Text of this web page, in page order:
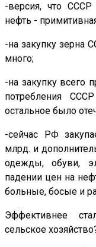
-версия, что СССР
нефть -
-на закупку зерна
много;
-на закупку всего
потребления
остальное было
-сейчас РФ
млрд. и
одежды, обуви,
падении цен на
больные, босые и
Эффективнее
сельское